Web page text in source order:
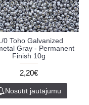
0 Toho Galvanized
Gray - Permanent
Finish 10g
2,20€
Nosūtīt jautājumu